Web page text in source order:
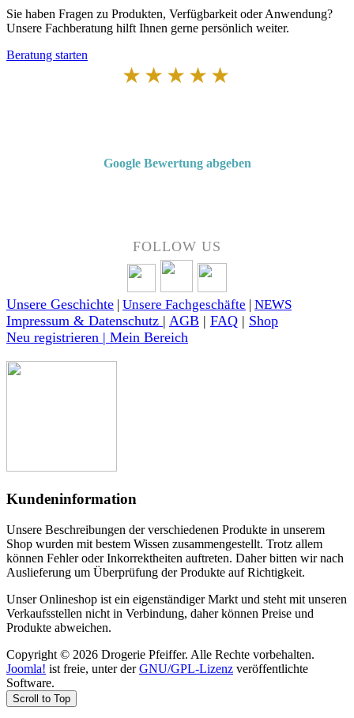
Sie haben Fragen zu Produkten, Verfügbarkeit oder Anwendung?
Unsere Fachberatung hilft Ihnen gerne persönlich weiter.
Beratung starten
★★★★★
Google Bewertung abgeben
FOLLOW US
Unsere Geschichte Unsere Fachgeschäfte NEWS
Impressum & Datenschutz | AGB | FAQ | Shop
Neu registrieren | Mein Bereich
Kundeninformation
Unsere Beschreibungen der verschiedenen Produkte in unserem
Shop wurden mit bestem Wissen zusammengestellt. Trotz allem
können Fehler oder Inkorrektheiten auftreten. Daher bitten wir nach
Auslieferung um Überprüfung der Produkte auf Richtigkeit.
Unser Onlineshop ist ein eigenständiger Markt und steht mit unseren
Verkaufsstellen nicht in Verbindung, daher können Preise und
Produkte abweichen.
Copyright © 2026 Drogerie Pfeiffer. Alle Rechte vorbehalten.
Joomla! ist freie, unter derGNU/GPL-Lizenz veröffentlichte
Software.
Scroll to Top